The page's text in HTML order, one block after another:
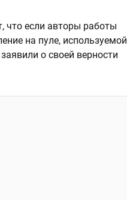
что если авторы работы
на пуле, используемой
о своей верности